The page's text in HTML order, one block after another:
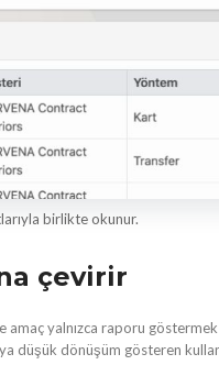
birlikte okunur.
çevirir
yalnızca raporu
dönüşüm gösteren